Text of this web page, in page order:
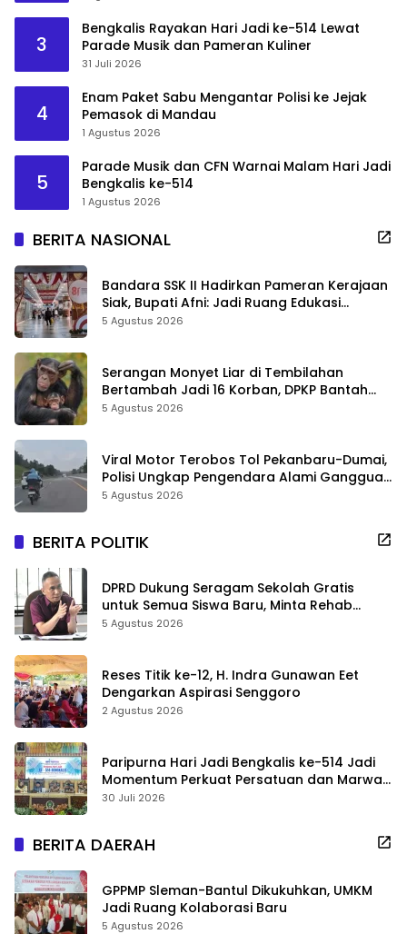
3
Bengkalis Rayakan Hari Jadi ke-514 Lewat
Parade Musik dan Pameran Kuliner
31 Juli 2026
4
Enam Paket Sabu Mengantar Polisi ke Jejak
Pemasok di Mandau
1 Agustus 2026
5
Parade Musik dan CFN Warnai Malam Hari Jadi
Bengkalis ke-514
1 Agustus 2026
BERITA NASIONAL
Bandara SSK II Hadirkan Pameran Kerajaan
Siak, Bupati Afni: Jadi Ruang Edukasi
Sejarah Riau
5 Agustus 2026
Serangan Monyet Liar di Tembilahan
Bertambah Jadi 16 Korban, DPKP Bantah
Video Gerombolan Viral
5 Agustus 2026
Viral Motor Terobos Tol Pekanbaru-Dumai,
Polisi Ungkap Pengendara Alami Gangguan
Usai Kecelakaan
5 Agustus 2026
BERITA POLITIK
DPRD Dukung Seragam Sekolah Gratis
untuk Semua Siswa Baru, Minta Rehab
Sekolah Jangan Dikurangi
5 Agustus 2026
Reses Titik ke-12, H. Indra Gunawan Eet
Dengarkan Aspirasi Senggoro
2 Agustus 2026
Paripurna Hari Jadi Bengkalis ke-514 Jadi
Momentum Perkuat Persatuan dan Marwah
Negeri
30 Juli 2026
BERITA DAERAH
GPPMP Sleman-Bantul Dikukuhkan, UMKM
Jadi Ruang Kolaborasi Baru
5 Agustus 2026